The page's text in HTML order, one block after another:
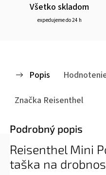
Všetko skladom
expedujeme do 24 h
Popis
Značka Reisenthel
Podrobný popis
Reisenthel Mini
taška na